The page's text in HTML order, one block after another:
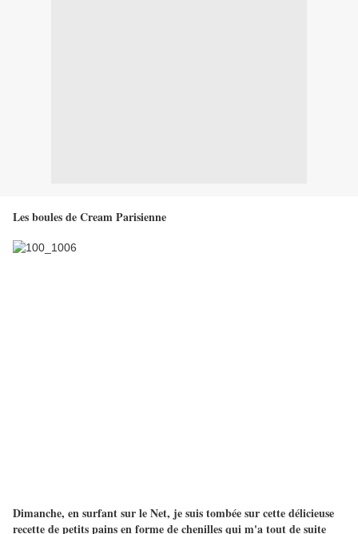
Les boules de Cream Parisienne
Dimanche, en surfant sur le Net, je suis tombée sur cette délicieuse
recette de petits pains en forme de chenilles qui m'a tout de suite